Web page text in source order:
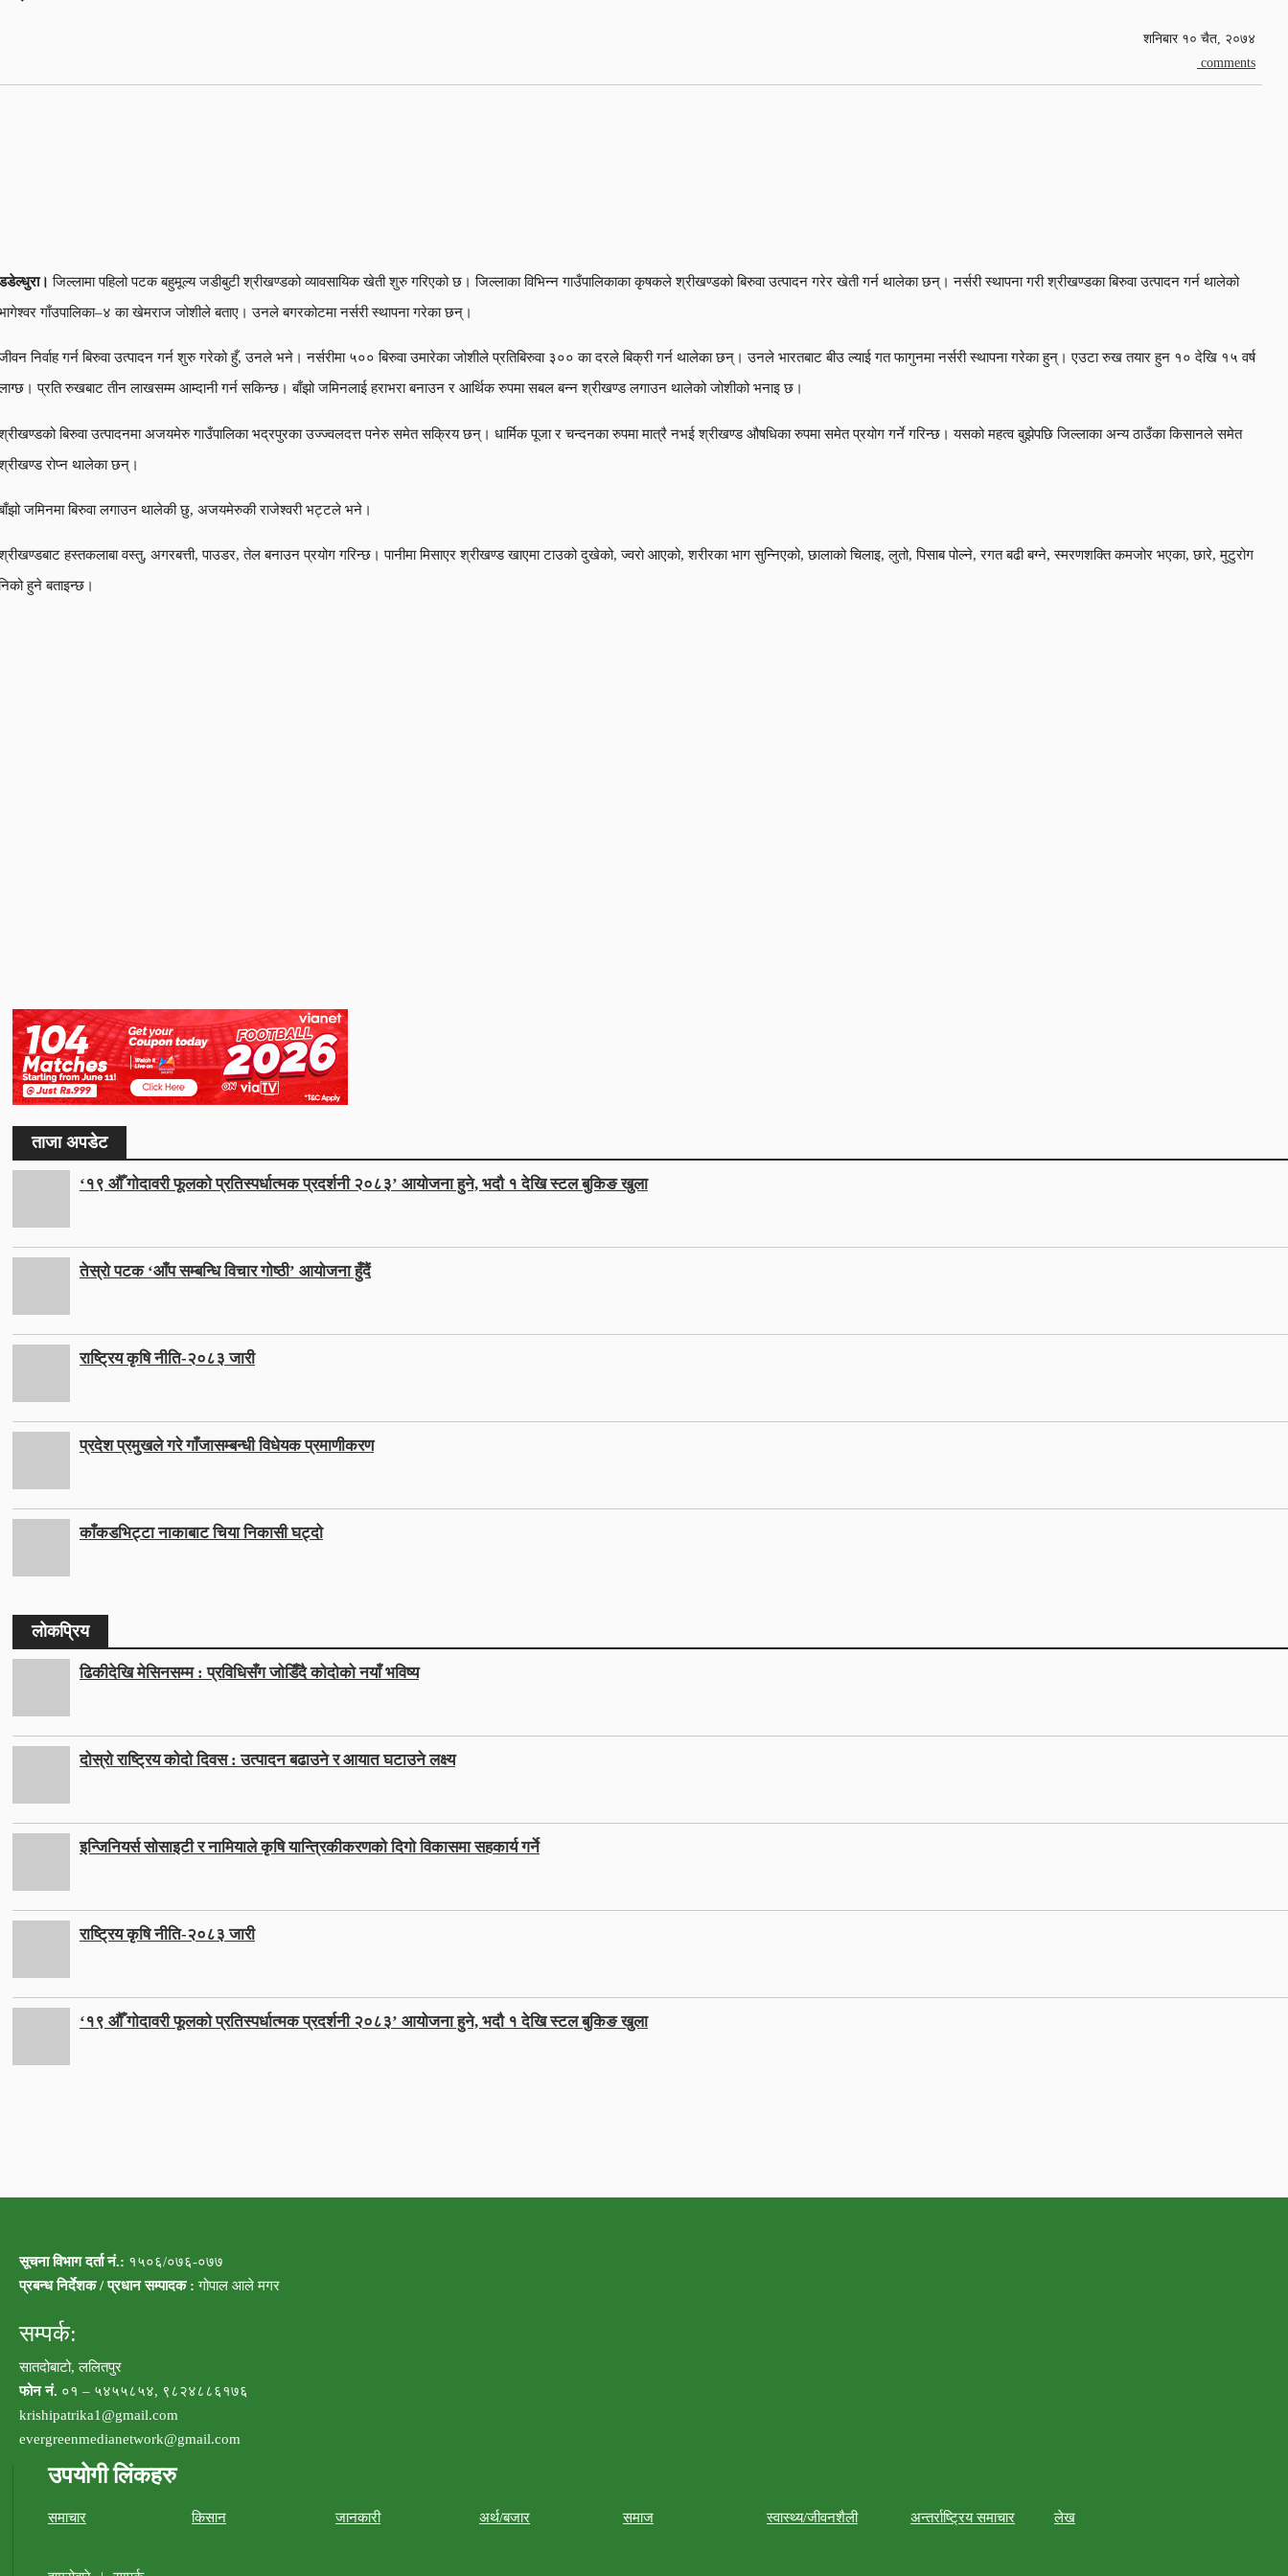
शनिबार १० चैत, २०७४
comments
जिल्लामा पहिलो पटक बहुमूल्य जडीबुटी श्रीखण्डको व्यावसायिक खेती शुरु गरिएको छ। जिल्लाका विभिन्न गाउँपालिकाका कृषकले श्रीखण्डको बिरुवा उत्पादन गरेर खेती गर्न थालेका छन्। नर्सरी स्थापना गरी श्रीखण्डका बिरुवा उत्पादन गर्न थालेको
गाँउपालिका–४ का खेमराज जोशीले बताए। उनले बगरकोटमा नर्सरी स्थापना गरेका छन्।
निर्वाह गर्न बिरुवा उत्पादन गर्न शुरु गरेको हुँ, उनले भने। नर्सरीमा ५०० बिरुवा उमारेका जोशीले प्रतिबिरुवा ३०० का दरले बिक्री गर्न थालेका छन्। उनले भारतबाट बीउ ल्याई गत फागुनमा नर्सरी स्थापना गरेका हुन्। एउटा रुख तयार हुन १० देखि १५ वर्ष
प्रति रुखबाट तीन लाखसम्म आम्दानी गर्न सकिन्छ। बाँझो जमिनलाई हराभरा बनाउन र आर्थिक रुपमा सबल बन्न श्रीखण्ड लगाउन थालेको जोशीको भनाइ छ।
बिरुवा उत्पादनमा अजयमेरु गाउँपालिका भद्रपुरका उज्ज्वलदत्त पनेरु समेत सक्रिय छन्। धार्मिक पूजा र चन्दनका रुपमा मात्रै नभई श्रीखण्ड औषधिका रुपमा समेत प्रयोग गर्ने गरिन्छ। यसको महत्व बुझेपछि जिल्लाका अन्य ठाउँका किसानले समेत
रोप्न थालेका छन्।
जमिनमा बिरुवा लगाउन थालेकी छु, अजयमेरुकी राजेश्वरी भट्टले भने।
हस्तकलाबा वस्तु, अगरबत्ती, पाउडर, तेल बनाउन प्रयोग गरिन्छ। पानीमा मिसाएर श्रीखण्ड खाएमा टाउको दुखेको, ज्वरो आएको, शरीरका भाग सुन्निएको, छालाको चिलाइ, लुतो, पिसाब पोल्ने, रगत बढी बग्ने, स्मरणशक्ति कमजोर भएका, छारे, मुटुरोग
हुने बताइन्छ।
ताजा अपडेट
‘१९ औँ गोदावरी फूलको प्रतिस्पर्धात्मक प्रदर्शनी २०८३’ आयोजना हुने, भदौ १ देखि स्टल बुकिङ खुला
तेस्रो पटक ‘आँप सम्बन्धि विचार गोष्ठी’ आयोजना हुँदैं
राष्ट्रिय कृषि नीति-२०८३ जारी
प्रदेश प्रमुखले गरे गाँजासम्बन्धी विधेयक प्रमाणीकरण
काँकडभिट्टा नाकाबाट चिया निकासी घट्दो
लोकप्रिय
ढिकीदेखि मेसिनसम्म : प्रविधिसँग जोडिँदै कोदोको नयाँ भविष्य
दोस्रो राष्ट्रिय कोदो दिवस : उत्पादन बढाउने र आयात घटाउने लक्ष्य
इन्जिनियर्स सोसाइटी र नामियाले कृषि यान्त्रिकीकरणको दिगो विकासमा सहकार्य गर्ने
राष्ट्रिय कृषि नीति-२०८३ जारी
‘१९ औँ गोदावरी फूलको प्रतिस्पर्धात्मक प्रदर्शनी २०८३’ आयोजना हुने, भदौ १ देखि स्टल बुकिङ खुला
सूचना विभाग दर्ता नं.: १५०६/०७६-०७७
प्रबन्ध निर्देशक / प्रधान सम्पादक : गोपाल आले मगर
सम्पर्क:
सातदोबाटो, ललितपुर
फोन नं. ०१ – ५४५५८५४, ९८२४८८६१७६
krishipatrika1@gmail.com
evergreenmedianetwork@gmail.com
उपयोगी लिंकहरु
समाचार किसान जानकारी अर्थ/बजार समाज स्वास्थ्य/जीवनशैली अन्तर्राष्ट्रिय समाचार लेख